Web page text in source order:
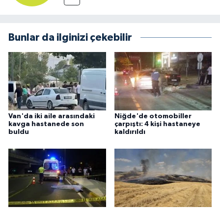
Bunlar da ilginizi çekebilir
Van'da iki aile arasındaki
kavga hastanede son
buldu
Niğde'de otomobiller
çarpıştı: 4 kişi hastaneye
kaldırıldı